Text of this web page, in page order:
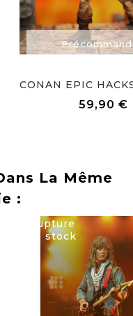
59,90 €
La Même
:
Rupture
de stock